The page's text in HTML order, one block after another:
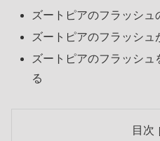
ズートピアのフラッシ
ズートピアのフラッシ
ズートピアのフラッシ
る
目次